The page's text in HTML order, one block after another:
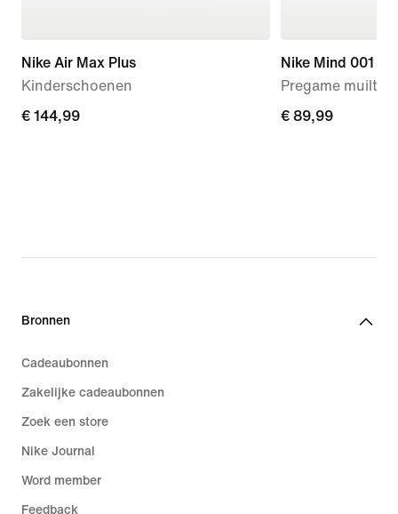
Nike Air Max Plus
Kinderschoenen
€ 144,99
€ 144,99
Nike Mind 001
Pregame
€ 89,99
€ 89,99
Bronnen
Cadeaubonnen
Zakelijke cadeaubonnen
Zoek een store
Nike Journal
Word member
Feedback